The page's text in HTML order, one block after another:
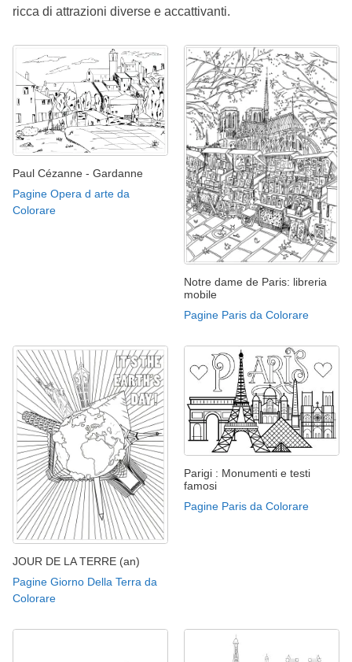
ricca di attrazioni diverse e accattivanti.
Paul Cézanne - Gardanne
Pagine Opera d arte da
Colorare
Notre dame de Paris: libreria
mobile
Pagine Paris da Colorare
JOUR DE LA TERRE (an)
Pagine Giorno Della Terra da
Colorare
Parigi : Monumenti e testi
famosi
Pagine Paris da Colorare